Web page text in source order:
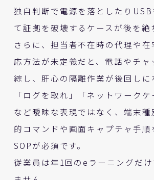
独自判断で電源を落としたりUSB
て証拠を破壊するケースが後を絶
さらに、担当者不在時の代理や在
応方法が未定義だと、電話やチャ
綜し、肝心の隔離作業が後回しに
「ログを取れ」「ネットワークケ
など曖昧な表現ではなく、端末種
的コマンドや画面キャプチャ手順
SOPが必須です。
従業員は年1回のeラーニングだ